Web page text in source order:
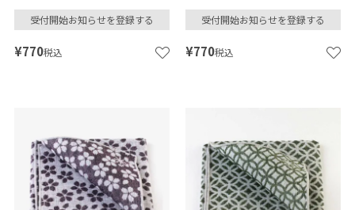
受付開始お知らせを登録する
¥770税込
受付開始お知らせを登録する
¥770税込